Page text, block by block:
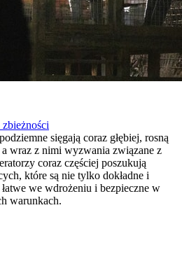
sięgają coraz głębiej, rosną
wraz z nimi wyzwania związane z
coraz częściej poszukują
które są nie tylko dokładne i
we wdrożeniu i bezpieczne w
warunkach.